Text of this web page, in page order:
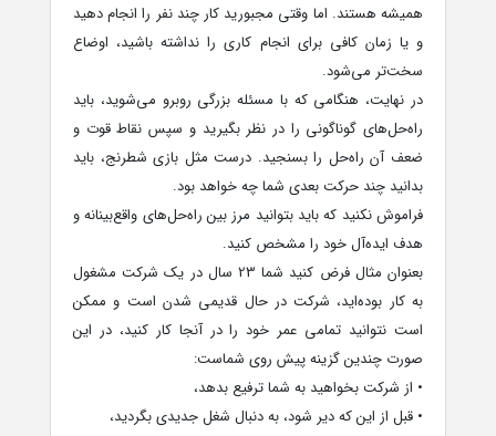
همیشه هستند. اما وقتی مجبورید کار چند نفر را انجام دهید
و یا زمان کافی برای انجام کاری را نداشته باشید، اوضاع
سخت‌تر می‌شود.
در نهایت، هنگامی که با مسئله بزرگی روبرو می‌شوید، باید
راه‌حل‌های گوناگونی را در نظر بگیرید و سپس نقاط قوت و
ضعف آن راه‌حل را بسنجید. درست مثل بازی شطرنج، باید
بدانید چند حرکت بعدی شما چه خواهد بود.
فراموش نکنید که باید بتوانید مرز بین راه‌حل‌های واقع‌بینانه و
هدف ایده‌آل خود را مشخص کنید.
بعنوان مثال فرض کنید شما 23 سال در یک شرکت مشغول
به کار بوده‌اید، شرکت در حال قدیمی شدن است و ممکن
است نتوانید تمامی عمر خود را در آنجا کار کنید، در این
صورت چندین گزینه پیش روی شماست:
• از شرکت بخواهید به شما ترفیع بدهد،
• قبل از این که دیر شود، به دنبال شغل جدیدی بگردید،